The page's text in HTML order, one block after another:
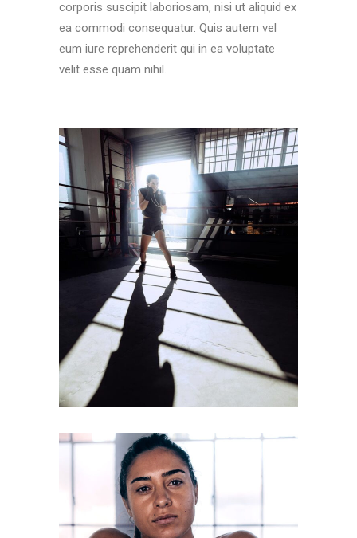
corporis suscipit laboriosam, nisi ut aliquid ex
ea commodi consequatur. Quis autem vel
eum iure reprehenderit qui in ea voluptate
velit esse quam nihil.